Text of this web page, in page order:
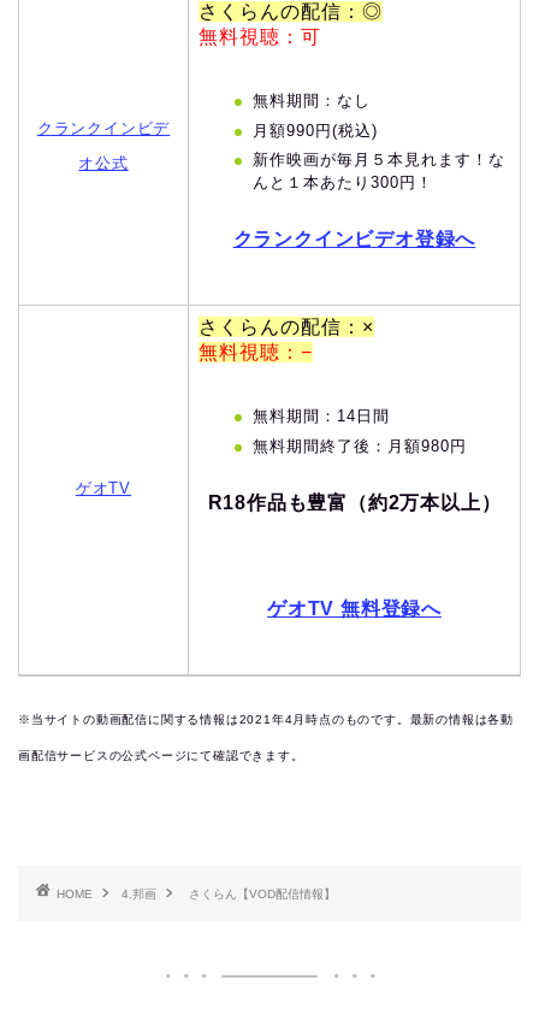
クランクインビデ
オ公式
さくらんの配信：◎
無料視聴：可
無料期間：なし
月額990円(税込)
新作映画が毎月５本見れます！な
んと１本あたり300円！
クランクインビデオ登録へ
ゲオTV
さくらんの配信：×
無料視聴：−
無料期間：14日間
無料期間終了後：月額980円
R18作品も豊富（約2万本以上）
ゲオTV 無料登録へ
※当サイトの動画配信に関する情報は2021年4月時点のものです。最新の情報は各動
画配信サービスの公式ページにて確認できます。
HOME 4.邦画 さくらん【VOD配信情報】